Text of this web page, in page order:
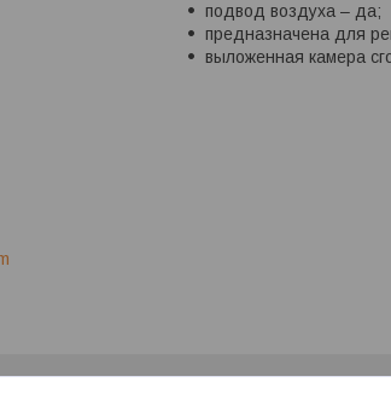
подвод воздуха – да;
предназначена для
выложенная камера